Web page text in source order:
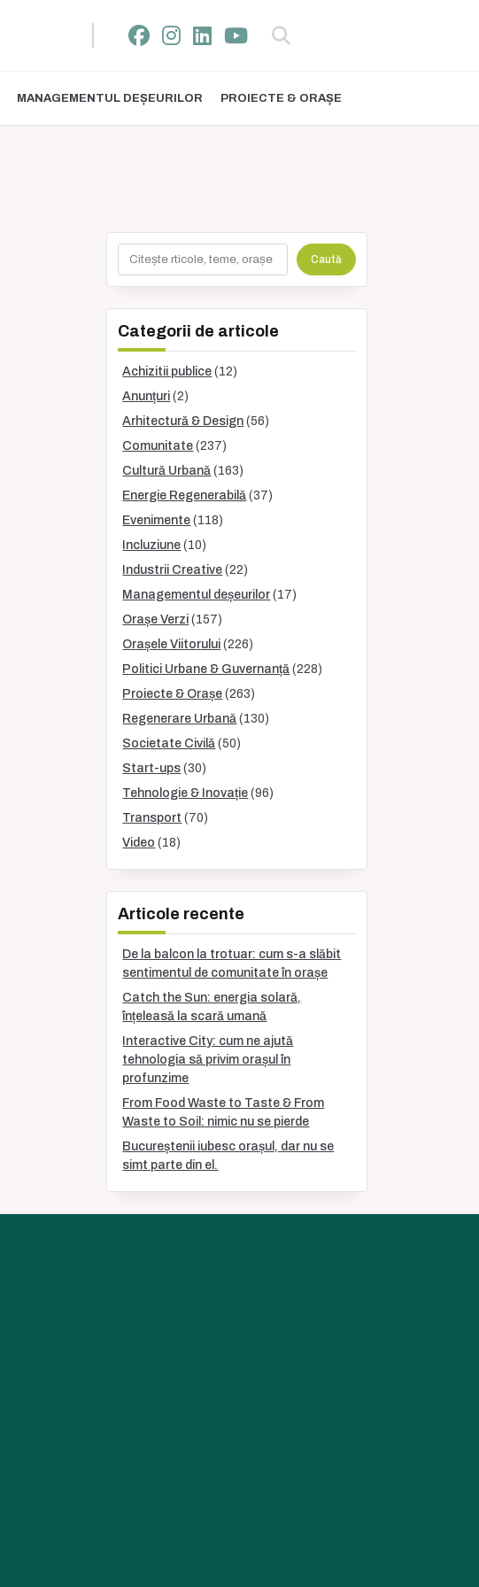
MANAGEMENTUL DEȘEURILOR PROIECTE & ORAȘE
Caută
Categorii de articole
Achizitii publice (12)
Anunțuri (2)
Arhitectură & Design (56)
Comunitate (237)
Cultură Urbană (163)
Energie Regenerabilă (37)
Evenimente (118)
Incluziune (10)
Industrii Creative (22)
Managementul deșeurilor (17)
Orașe Verzi (157)
Orașele Viitorului (226)
Politici Urbane & Guvernanță (228)
Proiecte & Orașe (263)
Regenerare Urbană (130)
Societate Civilă (50)
Start-ups (30)
Tehnologie & Inovație (96)
Transport (70)
Video (18)
Articole recente
De la balcon la trotuar: cum s-a slăbit
sentimentul de comunitate în orașe
Catch the Sun: energia solară,
înțeleasă la scară umană
Interactive City: cum ne ajută
tehnologia să privim orașul în
profunzime
From Food Waste to Taste & From
Waste to Soil: nimic nu se pierde
Bucureștenii iubesc orașul, dar nu se
simt parte din el.